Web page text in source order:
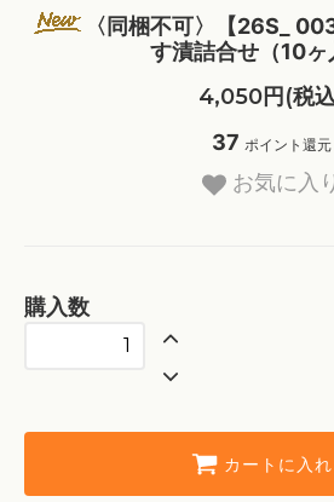
〈同梱不可〉【26S_
す漬詰合せ（10ヶ
4,050円(税
37 ポイント還元
お気に入
購入数
カートに入れ